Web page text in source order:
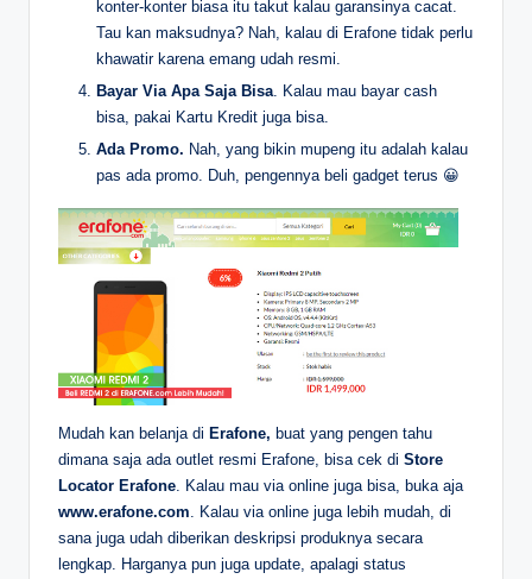
konter-konter biasa itu takut kalau garansinya cacat.
Tau kan maksudnya? Nah, kalau di Erafone tidak perlu
khawatir karena emang udah resmi.
Bayar Via Apa Saja Bisa . Kalau mau bayar cash
bisa, pakai Kartu Kredit juga bisa.
Ada Promo. Nah, yang bikin mupeng itu adalah kalau
pas ada promo. Duh, pengennya beli gadget terus 😀
Mudah kan belanja di Erafone, buat yang pengen tahu
dimana saja ada outlet resmi Erafone, bisa cek di Store
Locator Erafone . Kalau mau via online juga bisa, buka aja
www.erafone.com . Kalau via online juga lebih mudah, di
sana juga udah diberikan deskripsi produknya secara
lengkap. Harganya pun juga update, apalagi status